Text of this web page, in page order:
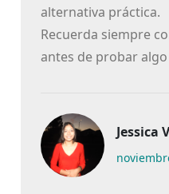
alternativa práctica.
Recuerda siempre
antes de probar
Jessica